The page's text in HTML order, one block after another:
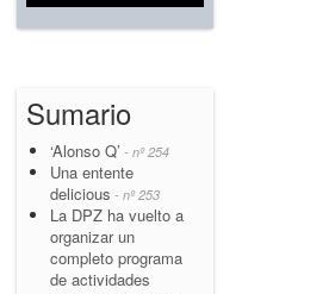
Sumario
‘Alonso Q’ - nº 254
Una entente
delicious - nº 253
La DPZ ha vuelto a
organizar un
completo programa
de actividades